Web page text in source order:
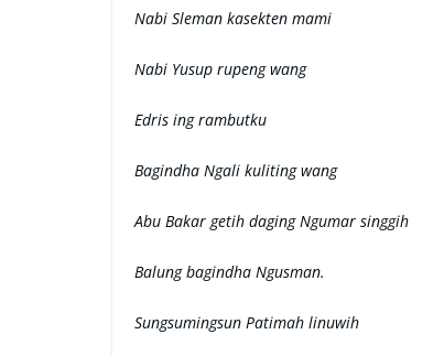
Nabi Sleman kasekten mami
Nabi Yusup rupeng wang
Edris ing rambutku
Bagindha Ngali kuliting wang
Abu Bakar getih daging Ngumar singgih
Balung bagindha Ngusman.
Sungsumingsun Patimah linuwih